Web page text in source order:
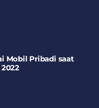
Mobil Pribadi saat